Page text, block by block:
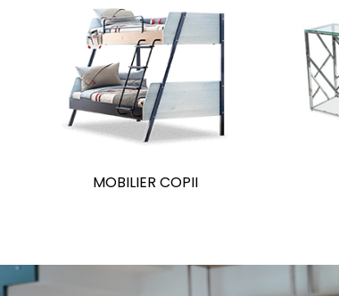
MOBILIER COPII